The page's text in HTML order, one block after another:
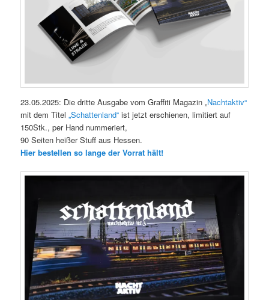
23.05.2025: Die dritte Ausgabe vom Graffiti Magazin „Nachtaktiv“
mit dem Titel„Schattenland“ ist jetzt erschienen, limitiert auf
150Stk., per Hand nummeriert,
90 Seiten heißer Stuff aus Hessen.
Hier bestellen so lange der Vorrat hält!